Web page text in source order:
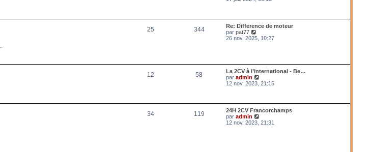
e
r
e
r
e
g
e
d
e
r
r
m
s
g
e
25 344
Re: Difference de moteur
parpat77
o
e
r
n
r
m
e
s
26 nov. 2025, 10:27
12 58
La 2CV à l’international - Be…
paradmin
o
d
e
r
12 nov. 2023, 21:15
34 119
24H 2CV Francorchamps
paradmin
o
12 nov. 2023, 21:31